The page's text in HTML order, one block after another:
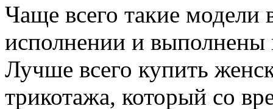
Чаще всего такие модели
исполнении и выполнены
Лучше всего купить
трикотажа, который со